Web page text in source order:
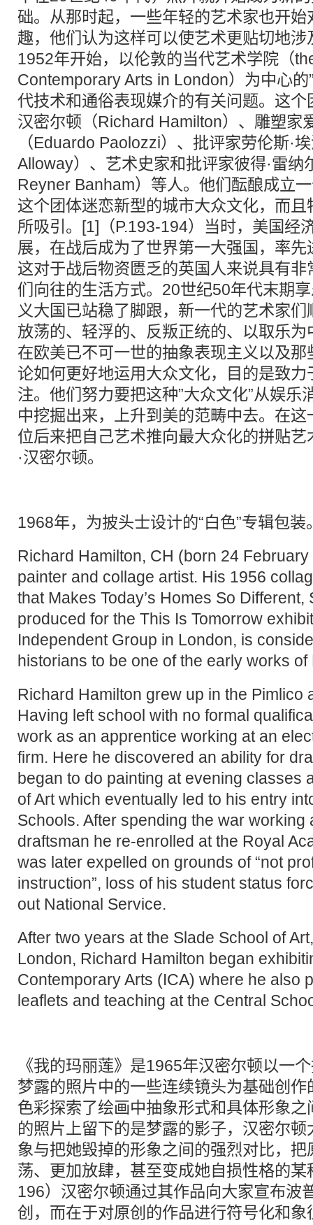
础。从那时起，一些年轻的艺术家也开
趣，他们认为这样可以使艺术更贴切地
1952年开始，以伦敦的当代艺术学院（
Contemporary Arts in London）为中心的
代技术和通俗表现媒介的有关问题。这个
汉密尔顿（Richard Hamilton）、雕塑家
（Eduardo Paolozzi）、批评家劳伦斯·
Alloway）、艺术史家和批评家彼得·雷纳
Reyner Banham）等人。他们酝酿成立
这个团体迷恋新型的城市大众文化，而
所吸引。[1]（P.193-194）当时，美国经
展，在战后成为了世界第一大强国，率
这对于战后物资匮乏的英国人来说具有
们向往的生活方式。20世纪50年代末期
义大国已站稳了脚跟，新一代的艺术家
放荡的、轻浮的、反叛正统的、以取乐
在欧美已不可一世的抽象表现主义以及
论如何更好地运用大众文化，目的是致力
注。他们努力要把这种”大众文化”从娱乐
中挖掘出来，上升到美的范畴中去。在
位后来把自己艺术推向最大众化的拼贴
·汉密尔顿。
1968年，为披头士设计的“白色”专辑包装
Richard Hamilton, CH (born 24
painter and collage artist. His 1956
that Makes Today’s Homes So Different,
produced for the This Is Tomorrow
Independent Group in London, is
historians to be one of the early works of
Richard Hamilton grew up in the Pimlico
Having left school with no formal
work as an apprentice working at an
firm. Here he discovered an ability for
began to do painting at evening classes
of Art which eventually led to his entry
Schools. After spending the war working
draftsman he re-enrolled at the Royal
was later expelled on grounds of “not
instruction”, loss of his student status
out National Service.
After two years at the Slade School of
London, Richard Hamilton began
Contemporary Arts (ICA) where he also
leaflets and teaching at the Central
《我的玛丽莲》是1965年汉密尔顿以一
梦露的照片中的一些连续镜头为基础创
色彩探索了绘画中抽象形式和具体形象
的照片上留下的是梦露的影子，汉密尔
象与把她毁掉的形象之间的强烈对比，
荡、更加放肆，甚至变成她自损性格的某
196）汉密尔顿通过其作品向大家宣布波
创，而在于对原创的作品进行符号化和